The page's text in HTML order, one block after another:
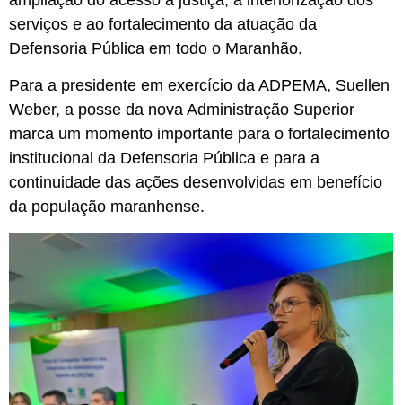
serviços e ao fortalecimento da atuação da
Defensoria Pública em todo o Maranhão.
Para a presidente em exercício da ADPEMA, Suellen
Weber, a posse da nova Administração Superior
marca um momento importante para o fortalecimento
institucional da Defensoria Pública e para a
continuidade das ações desenvolvidas em benefício
da população maranhense.